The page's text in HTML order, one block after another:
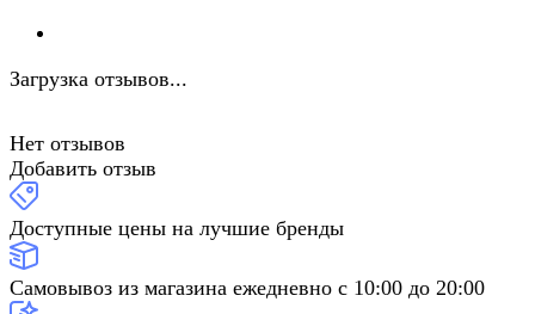
Загрузка отзывов...
Нет отзывов
Добавить отзыв
Доступные цены на лучшие бренды
Самовывоз из магазина ежедневно с 10:00 до 20:00